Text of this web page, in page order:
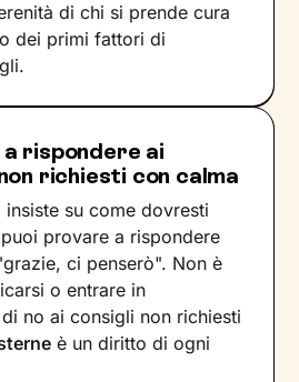
di chi si prende cura
dei primi fattori di
rispondere ai
richiesti con calma
insiste su come dovresti
provare a rispondere
ci penserò". Non è
o entrare in
no ai consigli non richiesti
è un diritto di ogni